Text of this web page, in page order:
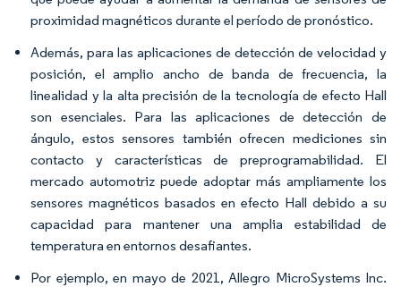
proximidad magnéticos durante el período de pronóstico.
Además, para las aplicaciones de detección de velocidad y
posición, el amplio ancho de banda de frecuencia, la
linealidad y la alta precisión de la tecnología de efecto Hall
son esenciales. Para las aplicaciones de detección de
ángulo, estos sensores también ofrecen mediciones sin
contacto y características de preprogramabilidad. El
mercado automotriz puede adoptar más ampliamente los
sensores magnéticos basados en efecto Hall debido a su
capacidad para mantener una amplia estabilidad de
temperatura en entornos desafiantes.
Por ejemplo, en mayo de 2021, Allegro MicroSystems Inc.